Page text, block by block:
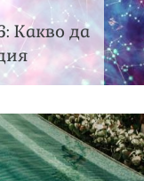
Какво да